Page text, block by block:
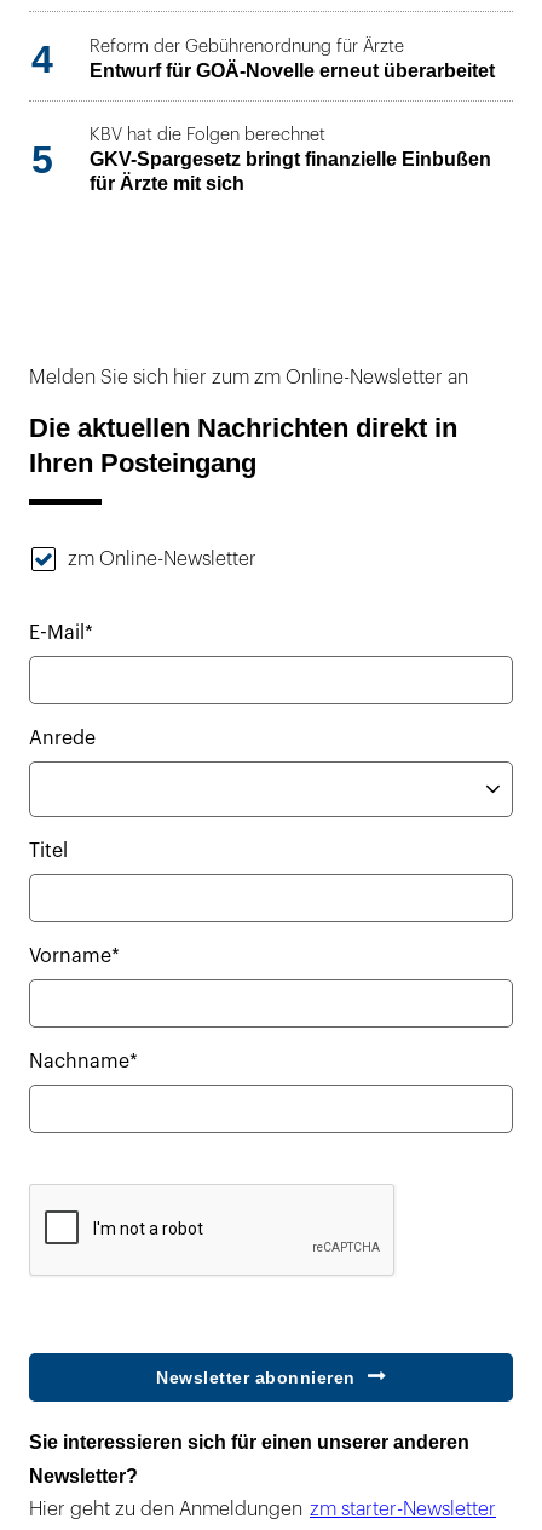
4 Reform der Gebührenordnung für Ärzte
Entwurf für GOÄ-Novelle erneut überarbeitet
5
KBV hat die Folgen berechnet
GKV-Spargesetz bringt finanzielle Einbußen
für Ärzte mit sich
Melden Sie sich hier zum zm Online-Newsletter an
Die aktuellen Nachrichten direkt in
Ihren Posteingang
zm Online-Newsletter
E-Mail*
Anrede
Titel
Vorname*
Nachname*
Newsletter abonnieren
Sie interessieren sich für einen unserer anderen
Newsletter?
Hier geht zu den Anmeldungen zm starter-Newsletter